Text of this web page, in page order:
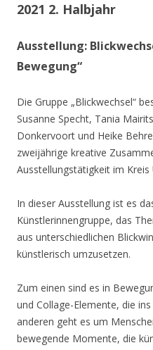
2021 2. Halbjahr
Ausstellung:
Bewegung“
Die Gruppe „Blickwechsel“
Susanne Specht, Tania
Donkervoort und Heike
zweijährige kreative
Ausstellungstätigkeit im Kreis
In dieser Ausstellung ist es
Künstlerinnengruppe, das
aus unterschiedlichen
künstlerisch umzusetzen.
Zum einen sind es in
und Collage-Elemente, die
anderen geht es um
bewegende Momente, die